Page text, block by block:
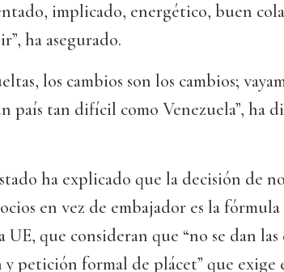
implicado, energético, buen
ha asegurado.
los cambios son los cambios;
país tan difícil como Venezuela”, ha
ha explicado que la decisión de
en vez de embajador es la fórmula
UE, que consideran que “no se dan
y petición formal de plácet” que exige